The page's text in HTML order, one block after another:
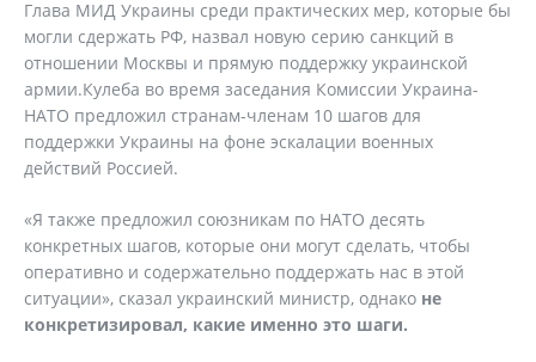
Глава МИД Украины среди практических мер, которые бы
могли сдержать РФ, назвал новую серию санкций в
отношении Москвы и прямую поддержку украинской
армии.Кулеба во время заседания Комиссии Украина-
НАТО предложил странам-членам 10 шагов для
поддержки Украины на фоне эскалации военных
действий Россией.
«Я также предложил союзникам по НАТО десять
конкретных шагов, которые они могут сделать, чтобы
оперативно и содержательно поддержать нас в этой
ситуации», сказал украинский министр, однако не
конкретизировал, какие именно это шаги.